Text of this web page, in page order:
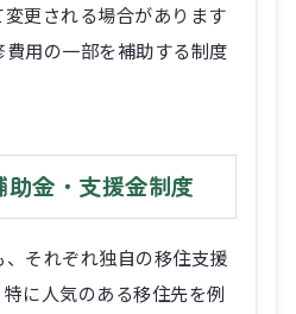
更される場合があります
用の一部を補助する制度
金・支援金制度
それぞれ独自の移住支援
に人気のある移住先を例